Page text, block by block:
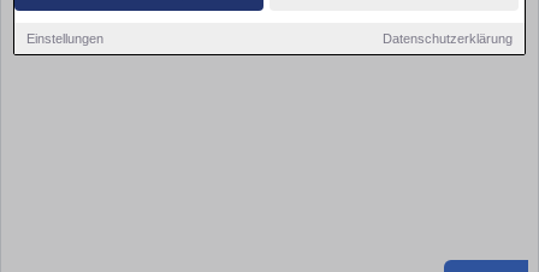
Einstellungen Datenschutzerklärung